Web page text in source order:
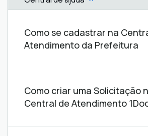
Como se cadastrar na
Atendimento da Prefeitura
Como criar uma Solicitação na
Central de Atendimento
Central
ajuda